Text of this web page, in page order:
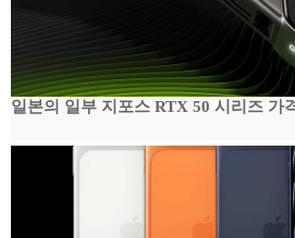
일본의 일부 지포스 RTX 50 시리즈 가